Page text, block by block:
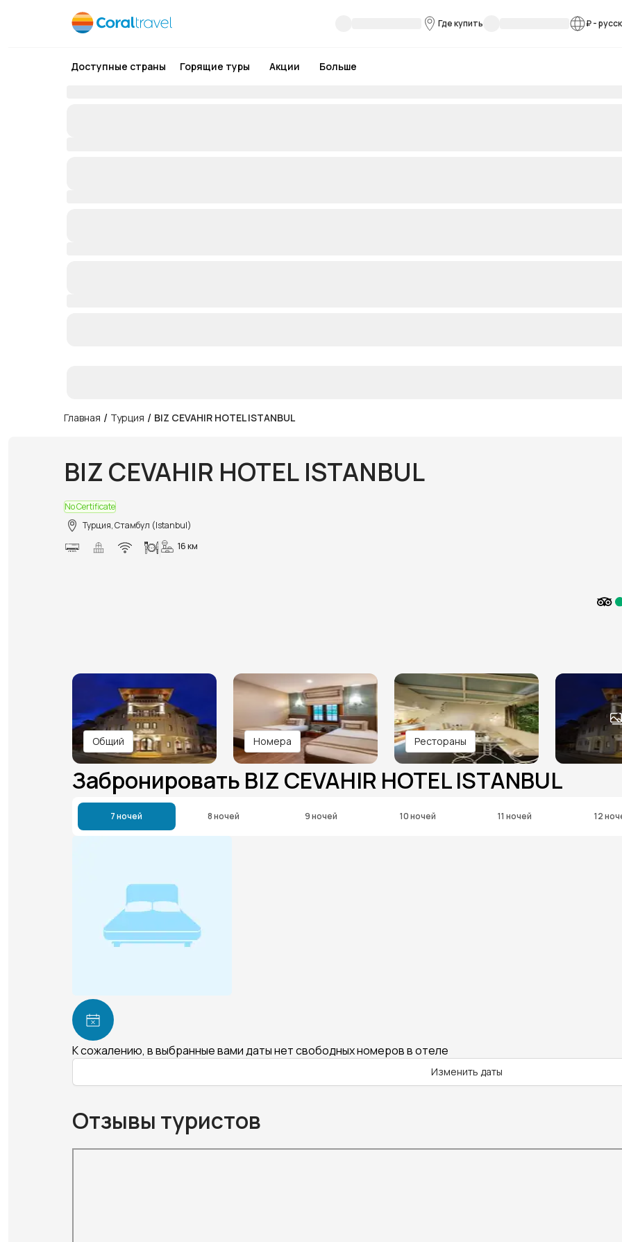
Где купить ₽-
Доступные страны Горящие туры Акции Больше
Главная / Турция / BIZ CEVAHIR HOTEL ISTANBUL
BIZ CEVAHIR HOTEL ISTANBUL
No Certificate
Турция, Стамбул (Istanbul)
16 км
Общий Номера Рестораны
Забронировать BIZ CEVAHIR HOTEL ISTANBUL
7 ночей 8 ночей 9 ночей 10 ночей 11 ночей 12
К сожалению, в выбранные вами даты нет свободных номеров в отеле
Изменить даты
Отзывы туристов